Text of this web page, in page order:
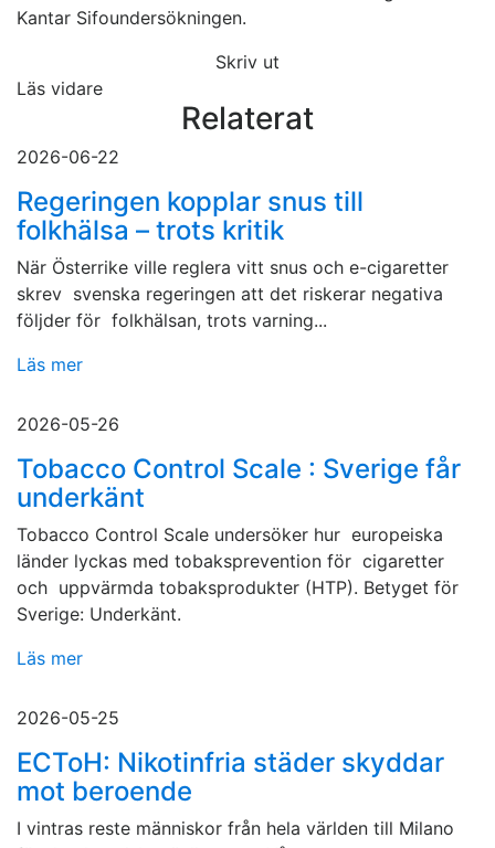
Kantar Sifoundersökningen.
Skriv ut
Läs vidare
Relaterat
2026-06-22
Regeringen kopplar snus till
folkhälsa – trots kritik
När Österrike ville reglera vitt snus och e-cigaretter
skrev svenska regeringen att det riskerar negativa
följder för folkhälsan, trots varning...
Läs mer
2026-05-26
Tobacco Control Scale : Sverige får
underkänt
Tobacco Control Scale undersöker hur europeiska
länder lyckas med tobaksprevention för cigaretter
och uppvärmda tobaksprodukter (HTP). Betyget för
Sverige: Underkänt.
Läs mer
2026-05-25
ECToH: Nikotinfria städer skyddar
mot beroende
I vintras reste människor från hela världen till Milano